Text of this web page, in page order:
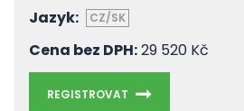
Jazyk:
CZ/SK
Cena bez DPH:29 520 Kč
REGISTROVAT